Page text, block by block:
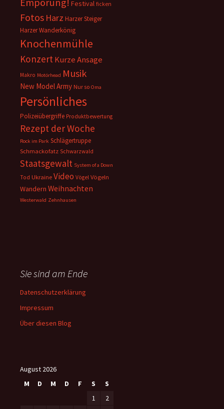
Festival ficken
Fotos Harz Harzer Steiger
Harzer Wanderkönig
Knochenmühle
KonzertKurze Ansage
Makro Motörhead Musik
New Model Army Nur so Oma
Persönliches
Polizeiübergriffe Produktbewertung
Rezept der Woche
Rock im Park Schlägertruppe
Schmackofatz Schwarzwald
Staatsgewalt System of a Down
Tod Ukraine Video Vögel Vögeln
Wandern Weihnachten
Westerwald Zehnhausen
Sie sind am Ende
Datenschutzerklärung
Impressum
Über diesen Blog
August 2026
M
D M D F S
S
1
2